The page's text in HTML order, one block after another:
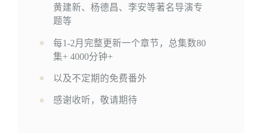
黄建新、杨德昌、李安等著名导演专
题等
每1-2月完整更新一个章节，总集数80
集+ 4000分钟+
以及不定期的免费番外
感谢收听，敬请期待